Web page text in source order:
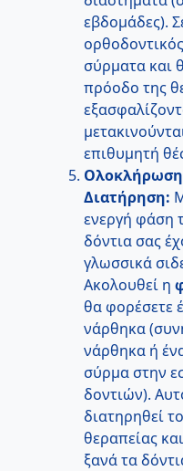
εβδομάδες).
σύρματα και
πρόοδο της
επιθυμητή
Ολοκλήρωση
Διατήρηση:
ενεργή φάση
δόντια σας
γλωσσικά
Ακολουθεί η
θα φορέσετε
νάρθηκα
νάρθηκα ή
σύρμα στην
δοντιών).
διατηρηθεί
θεραπείας
ξανά τα